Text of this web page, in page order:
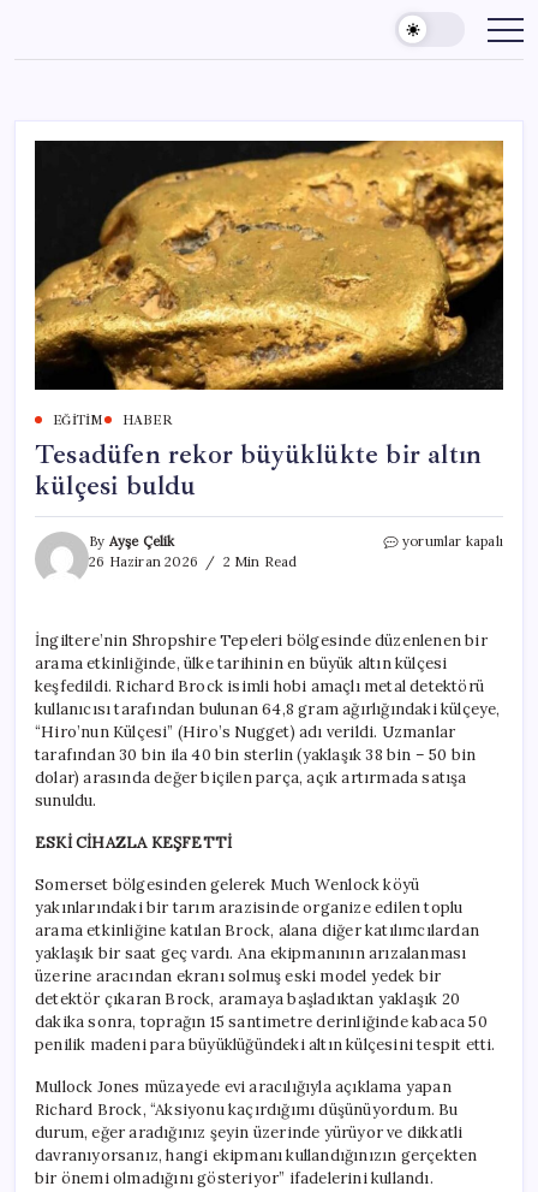
content
EĞITIM HABER
Tesadüfen rekor büyüklükte bir altın
külçesi buldu
By Ayşe Çelik
26 Haziran 2026
2 Min Read
Tesadüfen
külçesi
buldu
için
yorumlar kapalı
İngiltere’nin Shropshire Tepeleri bölgesinde düzenlenen bir
arama etkinliğinde, ülke tarihinin en büyük altın külçesi
keşfedildi. Richard Brock isimli hobi amaçlı metal detektörü
kullanıcısı tarafından bulunan 64,8 gram ağırlığındaki külçeye,
“Hiro’nun Külçesi” (Hiro’s Nugget) adı verildi. Uzmanlar
tarafından 30 bin ila 40 bin sterlin (yaklaşık 38 bin – 50 bin
dolar) arasında değer biçilen parça, açık artırmada satışa
sunuldu.
ESKİ CİHAZLA KEŞFETTİ
Somerset bölgesinden gelerek Much Wenlock köyü
yakınlarındaki bir tarım arazisinde organize edilen toplu
arama etkinliğine katılan Brock, alana diğer katılımcılardan
yaklaşık bir saat geç vardı. Ana ekipmanının arızalanması
üzerine aracından ekranı solmuş eski model yedek bir
detektör çıkaran Brock, aramaya başladıktan yaklaşık 20
dakika sonra, toprağın 15 santimetre derinliğinde kabaca 50
penilik madeni para büyüklüğündeki altın külçesini tespit etti.
Mullock Jones müzayede evi aracılığıyla açıklama yapan
Richard Brock, “Aksiyonu kaçırdığımı düşünüyordum. Bu
durum, eğer aradığınız şeyin üzerinde yürüyor ve dikkatli
davranıyorsanız, hangi ekipmanı kullandığınızın gerçekten
bir önemi olmadığını gösteriyor” ifadelerini kullandı.